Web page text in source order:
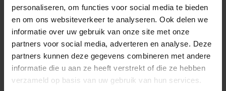
personaliseren, om functies voor social media te bieden
en om ons websiteverkeer te analyseren. Ook delen we
informatie over uw gebruik van onze site met onze
partners voor social media, adverteren en analyse. Deze
partners kunnen deze gegevens combineren met andere
informatie die u aan ze heeft verstrekt of die ze hebben
verzameld op basis van uw gebruik van hun services.
Marconilaan 5,
9207 JC Drachten
0513335000
Selecteren als mijn vestiging